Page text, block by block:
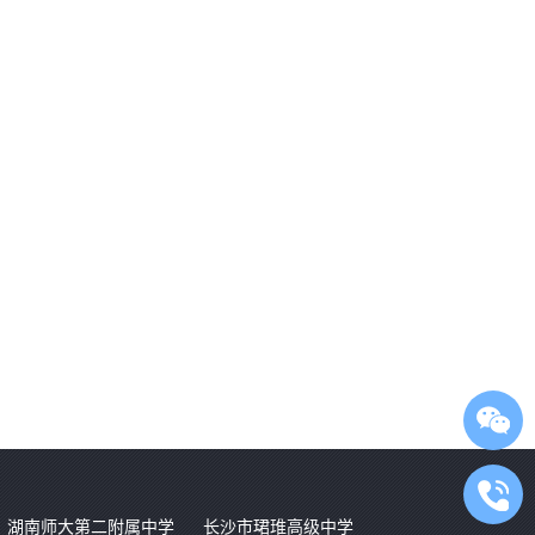
湖南师大第二附属中学 长沙市珺琟高级中学